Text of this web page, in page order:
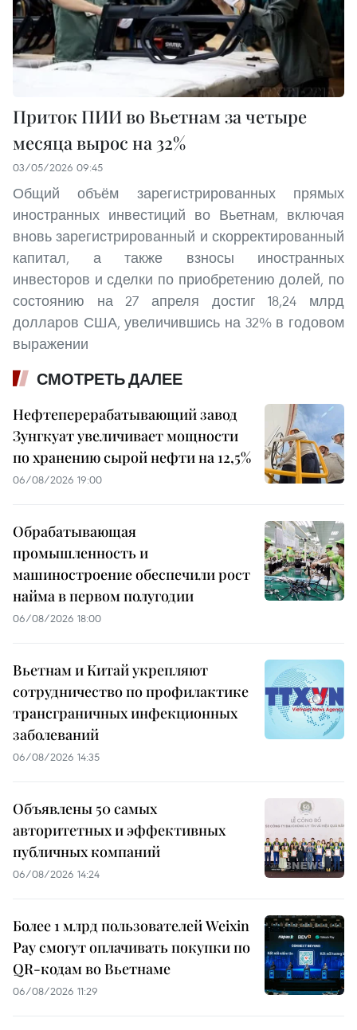
Приток ПИИ во Вьетнам за четыре
месяца вырос на 32%
03/05/2026 09:45
Общий объём зарегистрированных прямых
иностранных инвестиций во Вьетнам, включая
вновь зарегистрированный и скорректированный
капитал, а также взносы иностранных
инвесторов и сделки по приобретению долей, по
состоянию на 27 апреля достиг 18,24 млрд
долларов США, увеличившись на 32% в годовом
выражении
СМОТРЕТЬ ДАЛЕЕ
Нефтеперерабатывающий завод
Зунгкуат увеличивает мощности
по хранению сырой нефти на 12,5%
06/08/2026 19:00
Обрабатывающая
промышленность и
машиностроение обеспечили рост
найма в первом полугодии
06/08/2026 18:00
Вьетнам и Китай укрепляют
сотрудничество по профилактике
трансграничных инфекционных
заболеваний
06/08/2026 14:35
Объявлены 50 самых
авторитетных и эффективных
публичных компаний
06/08/2026 14:24
Более 1 млрд пользователей Weixin
Pay смогут оплачивать покупки по
QR-кодам во Вьетнаме
06/08/2026 11:29